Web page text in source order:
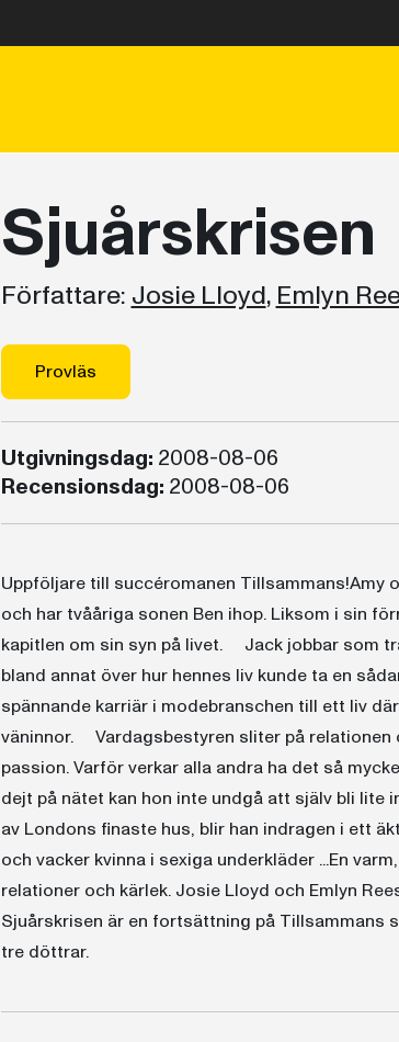
Sjuårskrisen
Författare: Josie Lloyd, Emlyn
Provläs
Utgivningsdag: 2008-08-06
Recensionsdag: 2008-08-06
Uppföljare till succéromanen Tillsammans!Amy
och har tvååriga sonen Ben ihop. Liksom i sin
kapitlen om sin syn på livet. Jack jobbar som
bland annat över hur hennes liv kunde ta en
spännande karriär i modebranschen till ett liv
väninnor. Vardagsbestyren sliter på relationen
passion. Varför verkar alla andra ha det så
dejt på nätet kan hon inte undgå att själv bli
av Londons finaste hus, blir han indragen i ett
och vacker kvinna i sexiga underkläder ...En
relationer och kärlek. Josie Lloyd och Emlyn
Sjuårskrisen är en fortsättning på Tillsammans
tre döttrar.